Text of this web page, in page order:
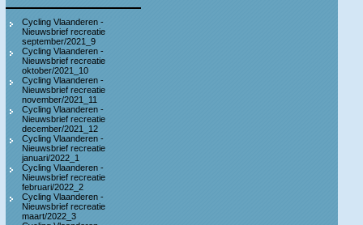
Cycling Vlaanderen -
Nieuwsbrief recreatie
september/2021_9
Cycling Vlaanderen -
Nieuwsbrief recreatie
oktober/2021_10
Cycling Vlaanderen -
Nieuwsbrief recreatie
november/2021_11
Cycling Vlaanderen -
Nieuwsbrief recreatie
december/2021_12
Cycling Vlaanderen -
Nieuwsbrief recreatie
januari/2022_1
Cycling Vlaanderen -
Nieuwsbrief recreatie
februari/2022_2
Cycling Vlaanderen -
Nieuwsbrief recreatie
maart/2022_3